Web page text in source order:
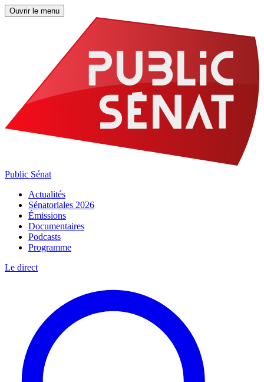
Ouvrir le menu
Public Sénat
Actualités
Sénatoriales 2026
Émissions
Documentaires
Podcasts
Programme
Le direct